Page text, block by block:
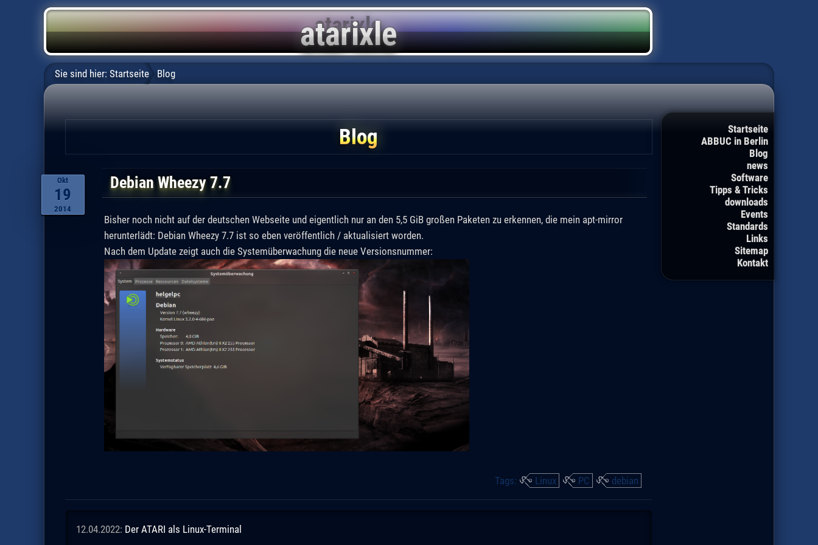
Startseite
ABBUC in Berlin
Blog
news
Software
Tipps & Tricks
downloads
Events
Standards
Links
Sitemap
Kontakt
Sie sind hier: Startseite Blog
Blog
Okt
19
2014
Debian Wheezy 7.7
Bisher noch nicht auf der deutschen Webseite und eigentlich nur an den 5,5 GiB großen Paketen zu erkennen, die mein apt-mirror
herunterlädt: Debian Wheezy 7.7 ist so eben veröffentlich / aktualisiert worden.
Nach dem Update zeigt auch die Systemüberwachung die neue Versionsnummer:
Tags: Linux PC debian
12.04.2022: Der ATARI als Linux-Terminal